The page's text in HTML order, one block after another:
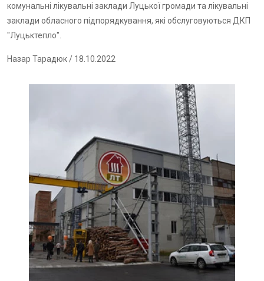
комунальні лікувальні заклади Луцької громади та лікувальні
заклади обласного підпорядкування, які обслуговуються ДКП
"Луцьктепло".
Назар Тарадюк/ 18.10.2022